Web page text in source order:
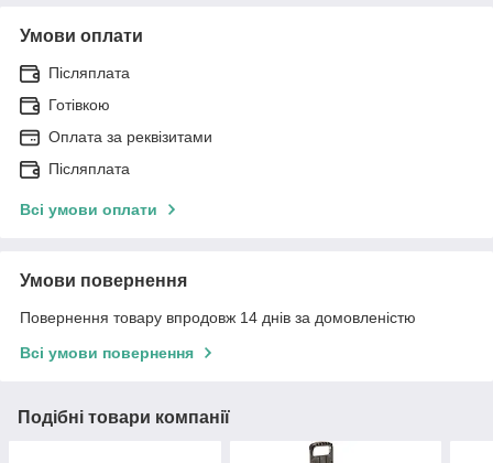
Умови оплати
Післяплата
Готівкою
Оплата за реквізитами
Післяплата
Всі умови оплати
Умови повернення
Повернення товару впродовж 14 днів за домовленістю
Всі умови повернення
Подібні товари компанії